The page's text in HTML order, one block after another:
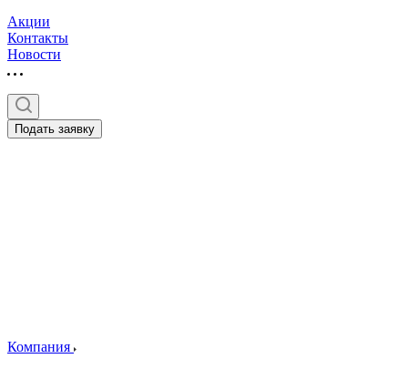
Акции
Контакты
Новости
Подать заявку
Компания